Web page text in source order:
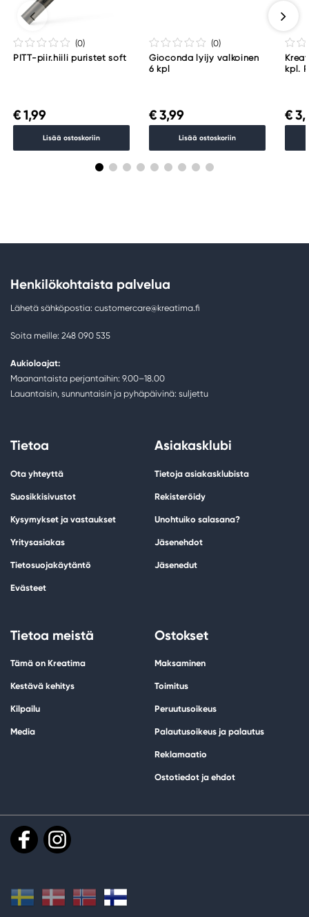
(0)
PITT-piir.hiili puristet soft
€ 1,99
Lisää ostoskoriin
(0)
Gioconda lyijy valkoinen
6 kpl
€ 3,99
Lisää ostoskoriin
kpl.
€
Henkilökohtaista palvelua
Lähetä sähköpostia: customercare@kreatima.fi
Soita meille: 248 090 535
Aukioloajat:
Maanantaista perjantaihin: 9.00–18.00
Lauantaisin, sunnuntaisin ja pyhäpäivinä: suljettu
Tietoa
Ota yhteyttä
Suosikkisivustot
Kysymykset ja vastaukset
Yritysasiakas
Tietosuojakäytäntö
Evästeet
Asiakasklubi
Tietoja asiakasklubista
Rekisteröidy
Unohtuiko salasana?
Jäsenehdot
Jäsenedut
Tietoa meistä
Tämä on Kreatima
Kestävä kehitys
Kilpailu
Media
Ostokset
Maksaminen
Toimitus
Peruutusoikeus
Palautusoikeus ja palautus
Reklamaatio
Ostotiedot ja ehdot